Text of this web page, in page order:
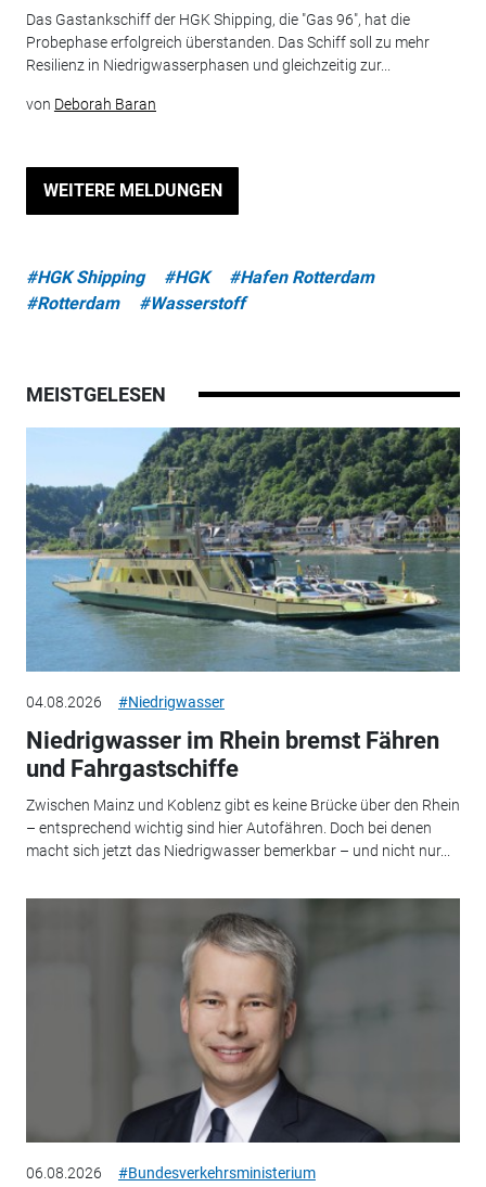
Das Gastankschiff der HGK Shipping, die "Gas 96", hat die
Probephase erfolgreich überstanden. Das Schiff soll zu mehr
Resilienz in Niedrigwasserphasen und gleichzeitig zur...
von Deborah Baran
WEITERE MELDUNGEN
#HGK Shipping #HGK
#Hafen Rotterdam
#Rotterdam
#Wasserstoff
MEISTGELESEN
04.08.2026 #Niedrigwasser
Niedrigwasser im Rhein bremst Fähren
und Fahrgastschiffe
Zwischen Mainz und Koblenz gibt es keine Brücke über den Rhein
– entsprechend wichtig sind hier Autofähren. Doch bei denen
macht sich jetzt das Niedrigwasser bemerkbar – und nicht nur...
06.08.2026 #Bundesverkehrsministerium